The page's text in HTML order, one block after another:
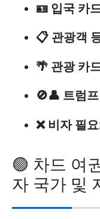
🪪 입국 카
📋 관광객
🌴 관광 카
🚫👤 트럼
❌ 비자 필요
🟢 차드 여
자 국가 및